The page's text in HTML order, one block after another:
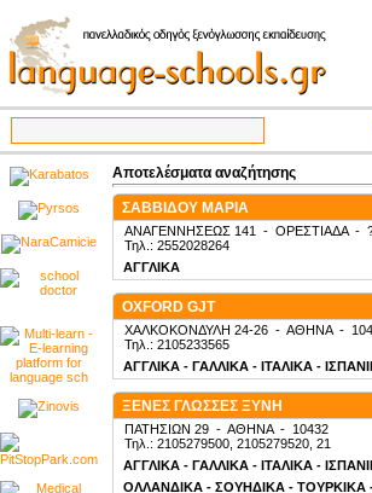
Αποτελέσματα αναζήτησης
ΣΑΒΒΙΔΟΥ ΜΑΡΙΑ
ΑΝΑΓΕΝΝΗΣΕΩΣ 141 - ΟΡΕΣΤΙΑΔΑ-
Τηλ.: 2552028264
ΑΓΓΛΙΚΑ
OXFORD GJT
ΧΑΛΚΟΚΟΝΔΥΛΗ 24-26 - ΑΘΗΝΑ-
Τηλ.: 2105233565
ΑΓΓΛΙΚΑ - ΓΑΛΛΙΚΑ - ΙΤΑΛΙΚΑ -
ΞΕΝΕΣ ΓΛΩΣΣΕΣ ΞΥΝΗ
ΠΑΤΗΣΙΩΝ 29 - ΑΘΗΝΑ- 10432
Τηλ.: 2105279500, 2105279520, 21
ΑΓΓΛΙΚΑ - ΓΑΛΛΙΚΑ - ΙΤΑΛΙΚΑ -
ΟΛΛΑΝΔΙΚΑ - ΣΟΥΗΔΙΚΑ - ΤΟΥΡΚΙΚΑ